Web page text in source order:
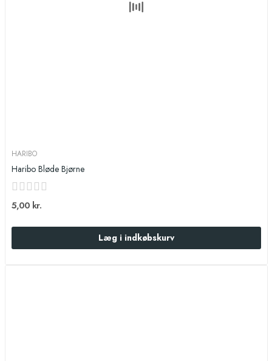
HARIBO
Haribo Bløde Bjørne
5,00 kr.
Læg i indkøbskurv